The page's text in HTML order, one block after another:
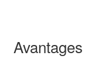
Avantages